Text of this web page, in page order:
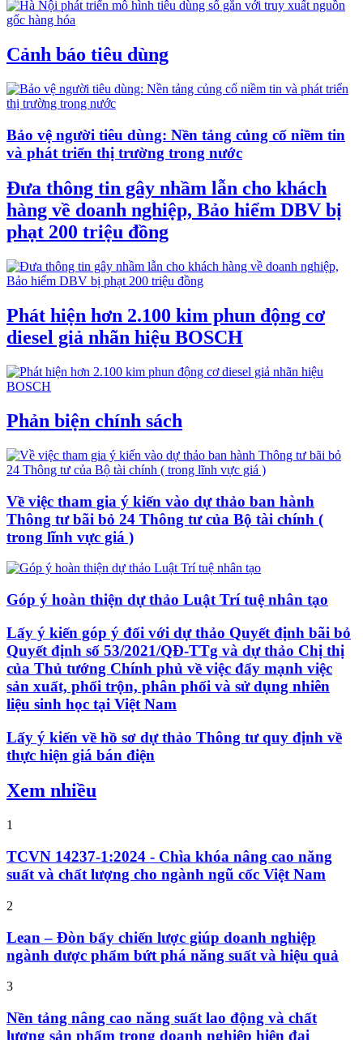
Cảnh báo tiêu dùng
Bảo vệ người tiêu dùng: Nền tảng củng cố niềm tin
và phát triển thị trường trong nước
Đưa thông tin gây nhầm lẫn cho khách
hàng về doanh nghiệp, Bảo hiểm DBV bị
phạt 200 triệu đồng
Phát hiện hơn 2.100 kim phun động cơ
diesel giả nhãn hiệu BOSCH
Phản biện chính sách
Về việc tham gia ý kiến vào dự thảo ban hành
Thông tư bãi bỏ 24 Thông tư của Bộ tài chính (
trong lĩnh vực giá )
Góp ý hoàn thiện dự thảo Luật Trí tuệ nhân tạo
Lấy ý kiến góp ý đối với dự thảo Quyết định bãi bỏ
Quyết định số 53/2021/QĐ-TTg và dự thảo Chị thị
của Thủ tướng Chính phủ về việc đẩy mạnh việc
sản xuất, phối trộn, phân phối và sử dụng nhiên
liệu sinh học tại Việt Nam
Lấy ý kiến về hồ sơ dự thảo Thông tư quy định về
thực hiện giá bán điện
Xem nhiều
1
TCVN 14237-1:2024 - Chìa khóa nâng cao năng
suất và chất lượng cho ngành ngũ cốc Việt Nam
2
Lean – Đòn bẩy chiến lược giúp doanh nghiệp
ngành dược phẩm bứt phá năng suất và hiệu quả
3
Nền tảng nâng cao năng suất lao động và chất
lượng sản phẩm trong doanh nghiệp hiện đại